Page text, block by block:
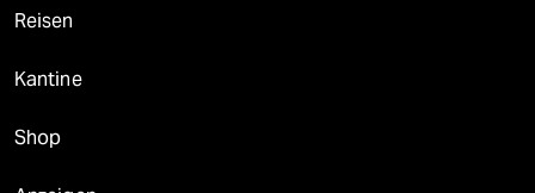
Reisen
Kantine
Shop